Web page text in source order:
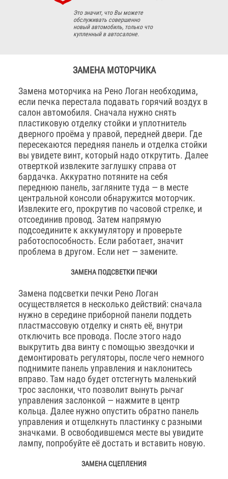
Это значит, что Вы можете
обслуживать совершенно
новый автомобиль, только что
купленный в автосалоне.
ЗАМЕНА МОТОРЧИКА
Замена моторчика на Рено Логан необходима,
если печка перестала подавать горячий воздух в
салон автомобиля. Сначала нужно снять
пластиковую отделку стойки и уплотнитель
дверного проёма у правой, передней двери. Где
пересекаются передняя панель и отделка стойки
вы увидете винт, который надо открутить. Далее
отверткой извлеките заглушку справа от
бардачка. Аккуратно потяните на себя
переднюю панель, загляните туда — в месте
центральной консоли обнаружится моторчик.
Извлеките его, прокрутив по часовой стрелке, и
отсоединив провод. Затем напрямую
подсоедините к аккумулятору и проверьте
работоспособность. Если работает, значит
проблема в другом. Если нет — замените.
ЗАМЕНА ПОДСВЕТКИ ПЕЧКИ
Замена подсветки печки Рено Логан
осуществляется в несколько действий: сначала
нужно в середине приборной панели поддеть
пластмассовую отделку и снять её, внутри
отключить все провода. После этого надо
выкрутить два винту с помощью звездочки и
демонтировать регуляторы, после чего немного
поднимите панель управления и наклонитесь
вправо. Там надо будет отстегнуть маленький
трос заслонки, что позволит вынуть рычаг
управления заслонкой — нажмите в центр
кольца. Далее нужно опустить обратно панель
управления и отщелкнуть пластинку с разными
значками. В освободившемся месте вы увидите
лампу, попробуйте её достать и вставить новую.
ЗАМЕНА СЦЕПЛЕНИЯ